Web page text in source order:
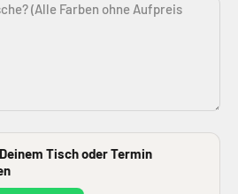
(Alle Farben ohne Aufpreis
Tisch oder Termin